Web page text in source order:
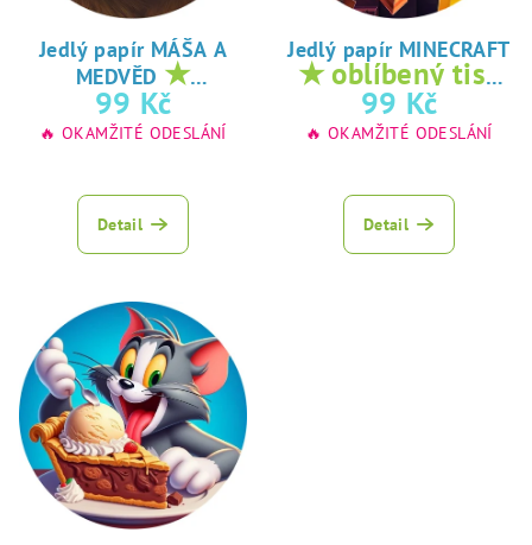
Jedlý papír MÁŠA A
MEDVĚD ★
oblíbený tisk na
jedlý papír
99 Kč
🔥 OKAMŽITÉ ODESLÁNÍ
Detail
Jedlý papír MINECRAFT
★ oblíbený tisk
na jedlý papír
99 Kč
🔥 OKAMŽITÉ ODESLÁNÍ
Detail